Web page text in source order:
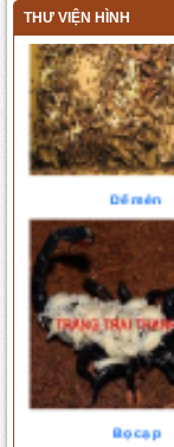
THƯ VIỆN HÌNH
Dế mèn
Bọ cạp